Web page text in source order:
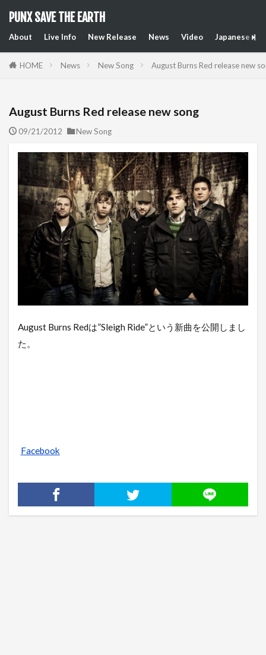
PUNX SAVE THE EARTH
About Live Info New Release News Video Japanese
HOME News New Song August Burns Red release new
August Burns Red release new song
09/21/2012 New Song
August Burns Redは”Sleigh Ride”という新曲を公開しまし
た。
Facebook